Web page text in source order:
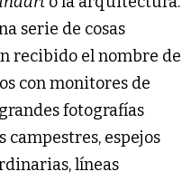
serie de cosas
recibido el nombre de
con monitores de
fotografías
espejos
líneas